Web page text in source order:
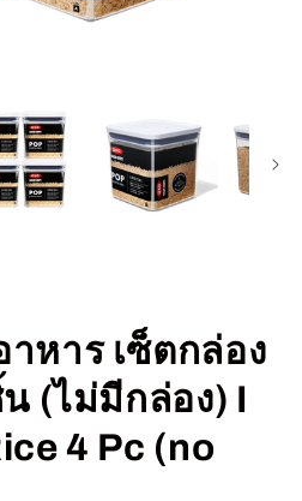
หาร เซ็ตกล่อง
(ไม่มีกล่อง) I
4 Pc (no